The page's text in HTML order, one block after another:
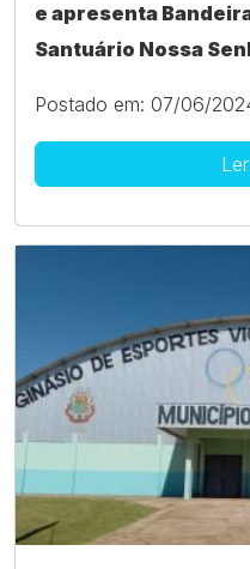
e apresenta
Santuário Nossa
Postado em: 07/06/